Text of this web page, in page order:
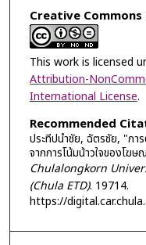
Creative Commons
This work is licensed
Attribution-
International License.
Recommended
ประทีปนำชัย, ฉัตรชัย, "กา
จากการโน้มน้าวใจของโฆ
Chulalongkorn
(Chula ETD). 19714.
https://